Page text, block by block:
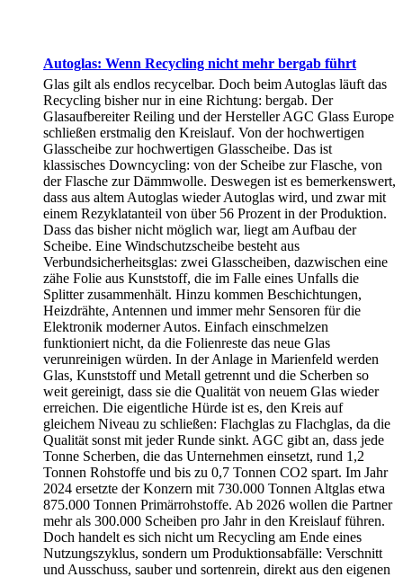
Autoglas: Wenn Recycling nicht mehr bergab führt
Glas gilt als endlos recycelbar. Doch beim Autoglas läuft das
Recycling bisher nur in eine Richtung: bergab. Der
Glasaufbereiter Reiling und der Hersteller AGC Glass Europe
schließen erstmalig den Kreislauf. Von der hochwertigen
Glasscheibe zur hochwertigen Glasscheibe. Das ist
klassisches Downcycling: von der Scheibe zur Flasche, von
der Flasche zur Dämmwolle. Deswegen ist es bemerkenswert,
dass aus altem Autoglas wieder Autoglas wird, und zwar mit
einem Rezyklatanteil von über 56 Prozent in der Produktion.
Dass das bisher nicht möglich war, liegt am Aufbau der
Scheibe. Eine Windschutzscheibe besteht aus
Verbundsicherheitsglas: zwei Glasscheiben, dazwischen eine
zähe Folie aus Kunststoff, die im Falle eines Unfalls die
Splitter zusammenhält. Hinzu kommen Beschichtungen,
Heizdrähte, Antennen und immer mehr Sensoren für die
Elektronik moderner Autos. Einfach einschmelzen
funktioniert nicht, da die Folienreste das neue Glas
verunreinigen würden. In der Anlage in Marienfeld werden
Glas, Kunststoff und Metall getrennt und die Scherben so
weit gereinigt, dass sie die Qualität von neuem Glas wieder
erreichen. Die eigentliche Hürde ist es, den Kreis auf
gleichem Niveau zu schließen: Flachglas zu Flachglas, da die
Qualität sonst mit jeder Runde sinkt. AGC gibt an, dass jede
Tonne Scherben, die das Unternehmen einsetzt, rund 1,2
Tonnen Rohstoffe und bis zu 0,7 Tonnen CO2 spart. Im Jahr
2024 ersetzte der Konzern mit 730.000 Tonnen Altglas etwa
875.000 Tonnen Primärrohstoffe. Ab 2026 wollen die Partner
mehr als 300.000 Scheiben pro Jahr in den Kreislauf führen.
Doch handelt es sich nicht um Recycling am Ende eines
Nutzungszyklus, sondern um Produktionsabfälle: Verschnitt
und Ausschuss, sauber und sortenrein, direkt aus den eigenen